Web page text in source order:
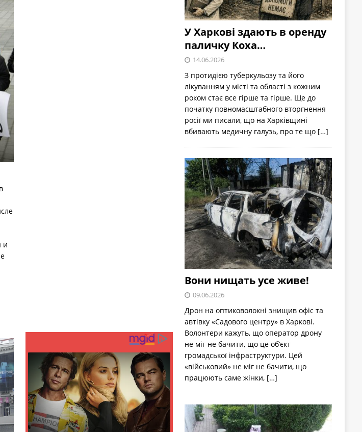
и
У Харкові здають в оренду
паличку Коха…
14.06.2026
З протидією туберкульозу та його
лікуванням у місті та області з кожним
роком стає все гірше та гірше. Ще до
початку повномасштабного вторгнення
росії ми писали, що на Харківщині
вбивають медичну галузь, про те що […]
Вони нищать усе живе!
09.06.2026
Дрон на оптиковолокні знищив офіс та
автівку «Садового центру» в Харкові.
Волонтери кажуть, що оператор дрону
не міг не бачити, що це об’єкт
громадської інфраструктури. Цей
«військовий» не міг не бачити, що
працюють саме жінки, […]